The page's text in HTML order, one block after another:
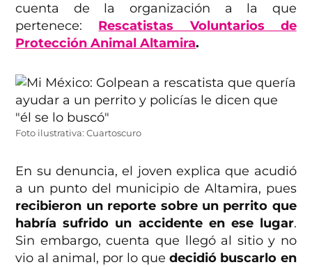
cuenta de la organización a la que
pertenece: Rescatistas Voluntarios de
Protección Animal Altamira.
Foto ilustrativa: Cuartoscuro
En su denuncia, el joven explica que acudió
a un punto del municipio de Altamira, pues
recibieron un reporte sobre un perrito que
habría sufrido un accidente en ese lugar.
Sin embargo, cuenta que llegó al sitio y no
vio al animal, por lo que decidió buscarlo en